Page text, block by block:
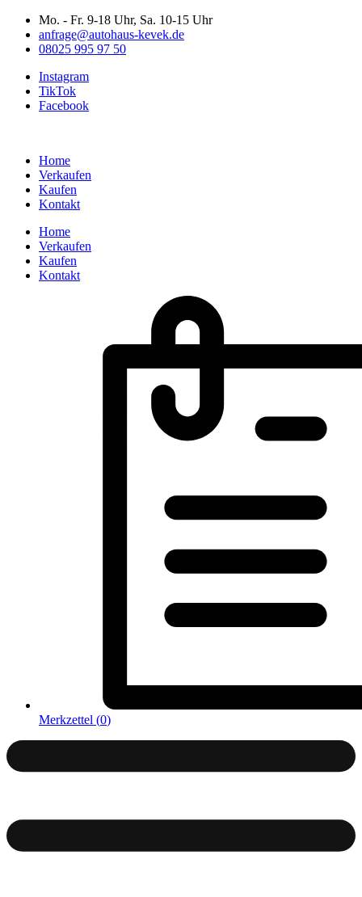
Zum
Inhalt
wechseln
Mo. - Fr. 9-18 Uhr, Sa. 10-15 Uhr
anfrage@autohaus-kevek.de
08025 995 97 50
Instagram
TikTok
Facebook
Home
Verkaufen
Kaufen
Kontakt
Home
Verkaufen
Kaufen
Kontakt
Merkzettel (0)